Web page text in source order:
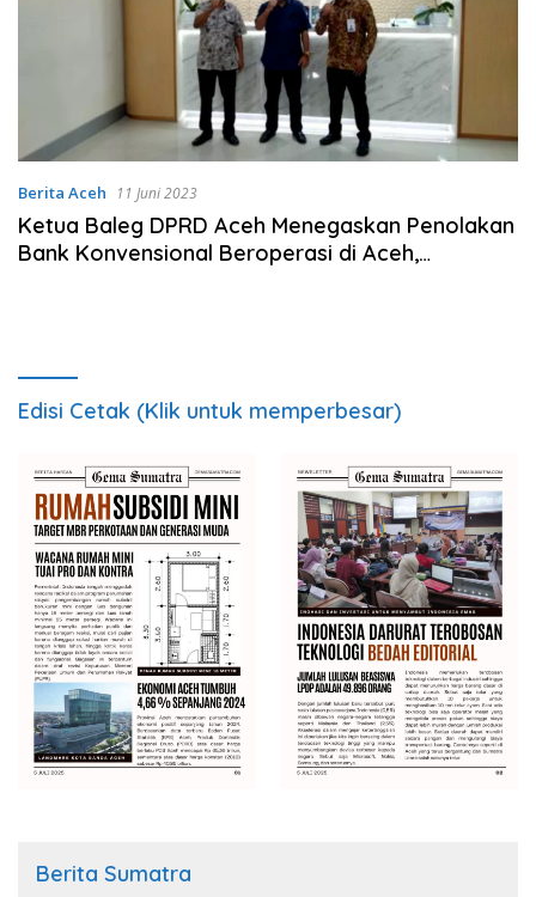
Berita Aceh 11 Juni 2023
Ketua Baleg DPRD Aceh Menegaskan Penolakan
Bank Konvensional Beroperasi di Aceh,
Edisi Cetak (Klik untuk memperbesar)
Berita Sumatra